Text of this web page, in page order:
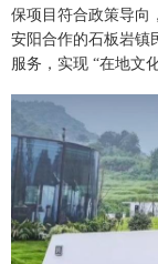
保项目符合政策导向
安阳合作的石板岩镇
服务，实现 “在地文